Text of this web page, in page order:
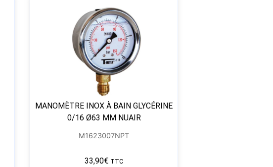
MANOMÈTRE INOX À BAIN GLYCÉRINE
0/16 Ø63 MM NUAIR
M1623007NPT
33,90€ TTC